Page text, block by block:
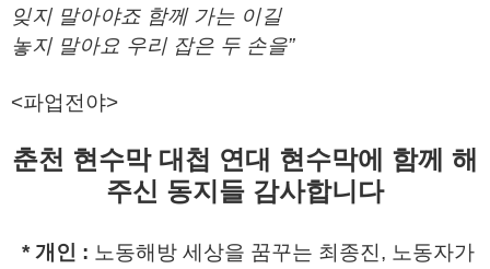
잊지 말아야죠 함께 가는 이길
놓지 말아요 우리 잡은 두 손을”
<파업전야>
춘천 현수막 대첩 연대 현수막에 함께 해
주신 동지들 감사합니다
* 개인 : 노동해방 세상을 꿈꾸는 최종진, 노동자가